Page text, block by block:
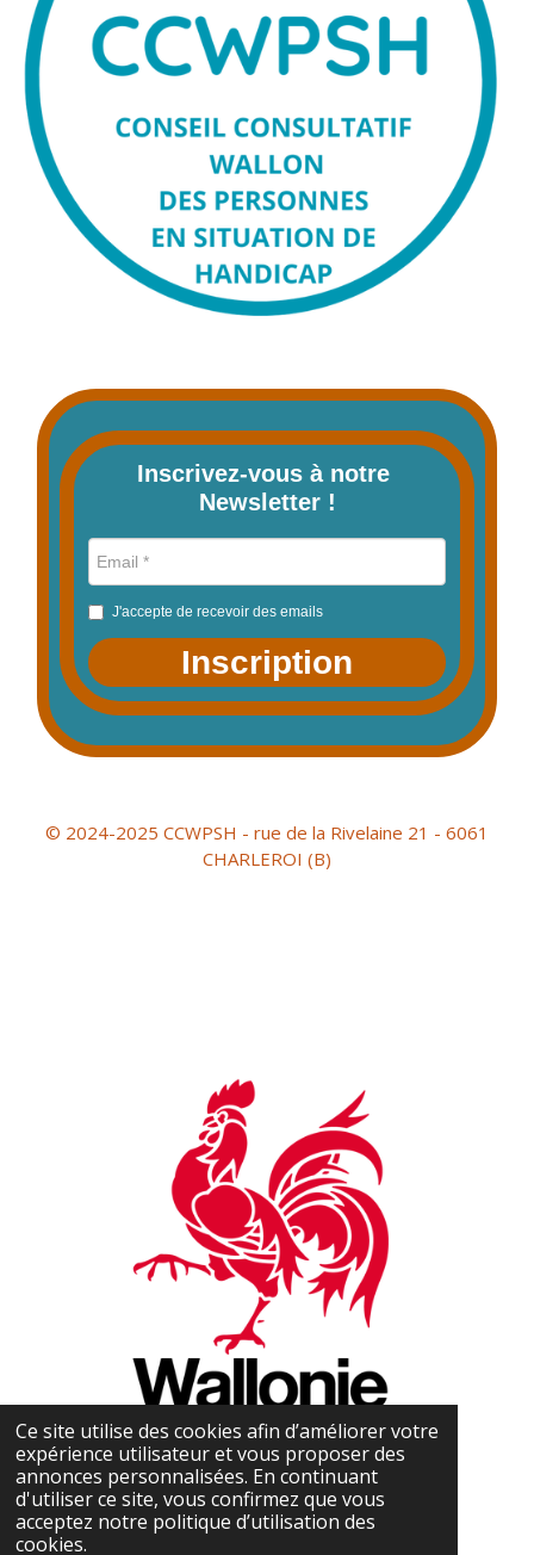
Ce site utilise des cookies afin d’améliorer votre
expérience utilisateur et vous proposer des
annonces personnalisées. En continuant
d'utiliser ce site, vous confirmez que vous
acceptez notre politique d’utilisation des
cookies.
Inscrivez-vous à notre
Newsletter !
J'accepte de recevoir des emails
Inscription
© 2024-2025 CCWPSH - rue de la Rivelaine 21 - 6061
CHARLEROI (B)